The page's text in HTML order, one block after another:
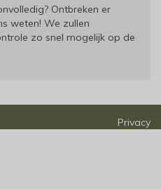
Ontbreken er
weten! We zullen
zo snel mogelijk op de
Privacy